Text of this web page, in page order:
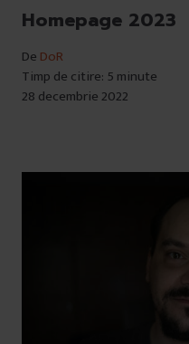
Homepage 2023
De DoR
Timp de citire: 5 minute
28 decembrie 2022